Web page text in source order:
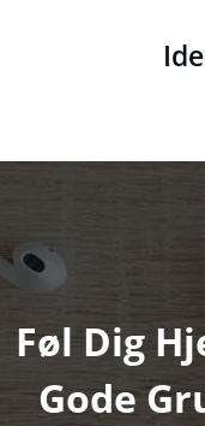
Føl Dig
Gode